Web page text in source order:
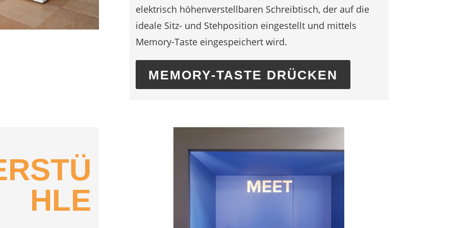
elektrisch höhenverstellbaren Schreibtisch, der auf die
ideale Sitz- und Stehposition eingestellt und mittels
Memory-Taste eingespeichert wird.
MEMORY-TASTE DRÜCKEN
HLE